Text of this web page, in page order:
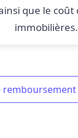
que le
immobilières.